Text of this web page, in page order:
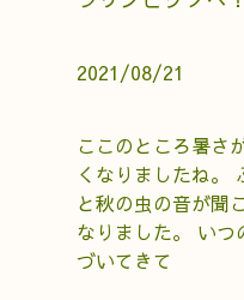
2021/08/21
ここのところ暑さ
くなりましたね。
と秋の虫の音が聞
なりました。 いつ
づいてきて